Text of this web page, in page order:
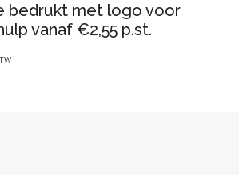
bedrukt met logo voor
vanaf €2,55 p.st.